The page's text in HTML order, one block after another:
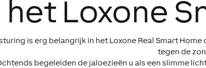
het Loxone
is erg belangrijk in het Loxone Real Smart
tegen de
begeleiden de jaloezieën u als een slimme